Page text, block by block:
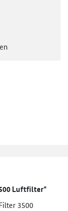
Luftfilter"
3500